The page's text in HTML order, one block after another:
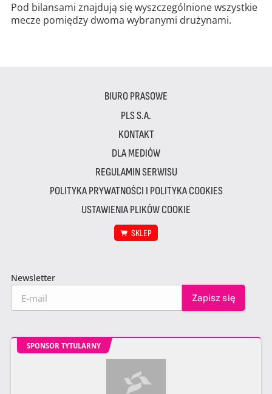
Pod bilansami znajdują się wyszczególnione wszystkie
mecze pomiędzy dwoma wybranymi drużynami.
BIURO PRASOWE
PLS S.A.
KONTAKT
DLA MEDIÓW
REGULAMIN SERWISU
POLITYKA PRYWATNOŚCI I POLITYKA COOKIES
USTAWIENIA PLIKÓW COOKIE
SKLEP
Newsletter
SPONSOR TYTULARNY